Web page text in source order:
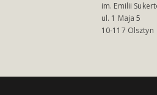
im. Emilii
ul. 1 Maja 5
10-117 Olsztyn